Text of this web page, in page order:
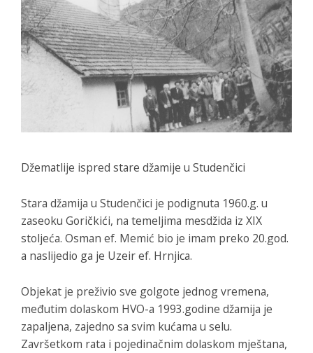
Džematlije ispred stare džamije u Studenčici
Stara džamija u Studenčici je podignuta 1960.g. u
zaseoku Goričkići, na temeljima mesdžida iz XIX
stoljeća. Osman ef. Memić bio je imam preko 20.god.
a naslijedio ga je Uzeir ef. Hrnjica.
Objekat je preživio sve golgote jednog vremena,
međutim dolaskom HVO-a 1993.godine džamija je
zapaljena, zajedno sa svim kućama u selu.
Završetkom rata i pojedinačnim dolaskom mještana,